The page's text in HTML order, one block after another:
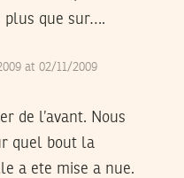
plus que sur….
at 02/11/2009
de l’avant. Nous
quel bout la
a ete mise a nue.